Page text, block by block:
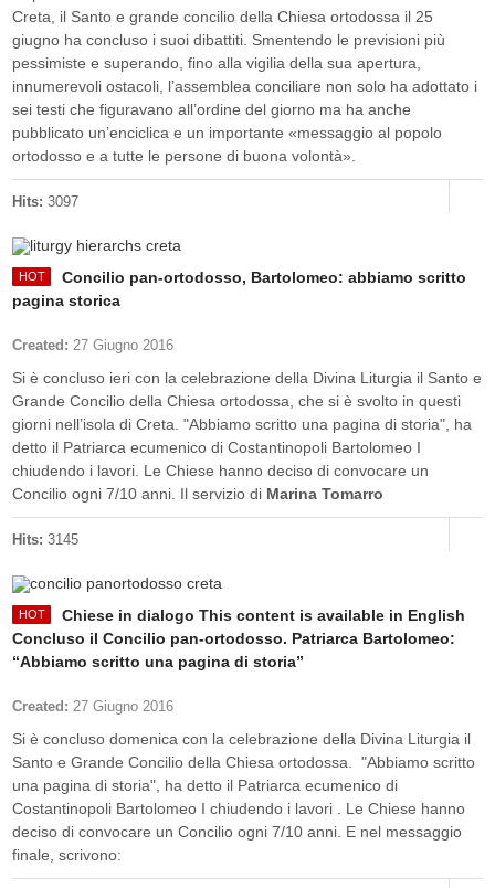
Creta, il Santo e grande concilio della Chiesa ortodossa il 25
giugno ha concluso i suoi dibattiti. Smentendo le previsioni più
pessimiste e superando, fino alla vigilia della sua apertura,
innumerevoli ostacoli, l’assemblea conciliare non solo ha adottato i
sei testi che figuravano all’ordine del giorno ma ha anche
pubblicato un’enciclica e un importante «messaggio al popolo
ortodosso e a tutte le persone di buona volontà».
Hits: 3097
Concilio pan-ortodosso, Bartolomeo: abbiamo scritto
pagina storica
Created: 27 Giugno 2016
Si è concluso ieri con la celebrazione della Divina Liturgia il Santo e
Grande Concilio della Chiesa ortodossa, che si è svolto in questi
giorni nell’isola di Creta. "Abbiamo scritto una pagina di storia", ha
detto il Patriarca ecumenico di Costantinopoli Bartolomeo I
chiudendo i lavori. Le Chiese hanno deciso di convocare un
Concilio ogni 7/10 anni. Il servizio di Marina Tomarro
Hits: 3145
Chiese in dialogo This content is available in English
Concluso il Concilio pan-ortodosso. Patriarca Bartolomeo:
“Abbiamo scritto una pagina di storia”
Created: 27 Giugno 2016
Si è concluso domenica con la celebrazione della Divina Liturgia il
Santo e Grande Concilio della Chiesa ortodossa. "Abbiamo scritto
una pagina di storia", ha detto il Patriarca ecumenico di
Costantinopoli Bartolomeo I chiudendo i lavori . Le Chiese hanno
deciso di convocare un Concilio ogni 7/10 anni. E nel messaggio
finale, scrivono: